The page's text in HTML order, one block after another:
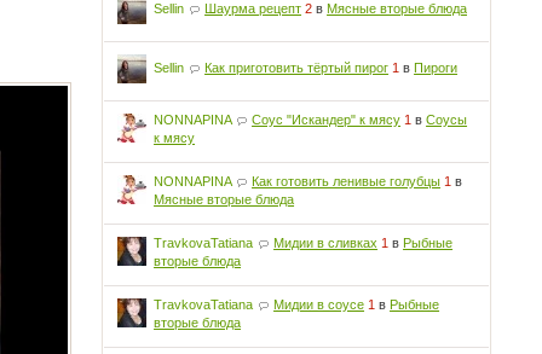
Sellin Шаурма рецепт 2 вМясные вторые блюда
Sellin Как приготовить тёртый пирог 1 вПироги
NONNAPINA Соус "Искандер" к мясу 1 вСоусы
к мясу
NONNAPINA Как готовить ленивые голубцы 1 в
Мясные вторые блюда
TravkovaTatiana Мидии в сливках 1 вРыбные
вторые блюда
TravkovaTatiana Мидии в соусе 1 вРыбные
вторые блюда